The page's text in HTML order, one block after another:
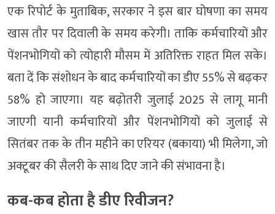
एक रिपोर्ट के मुताबिक, सरकार ने इस बार घोषणा का समय
खास तौर पर दिवाली के समय करेगी। ताकि कर्मचारियों और
पेंशनभोगियों को त्योहारी मौसम में अतिरिक्त राहत मिल सके।
बता दें कि संशोधन के बाद कर्मचारियों का डीए 55% से बढ़कर
58% हो जाएगा। यह बढ़ोतरी जुलाई 2025 से लागू मानी
जाएगी यानी कर्मचारियों और पेंशनभोगियों को जुलाई से
सितंबर तक के तीन महीने का एरियर (बकाया) भी मिलेगा, जो
अक्टूबर की सैलरी के साथ दिए जाने की संभावना है।
कब-कब होता है डीए रिवीजन?